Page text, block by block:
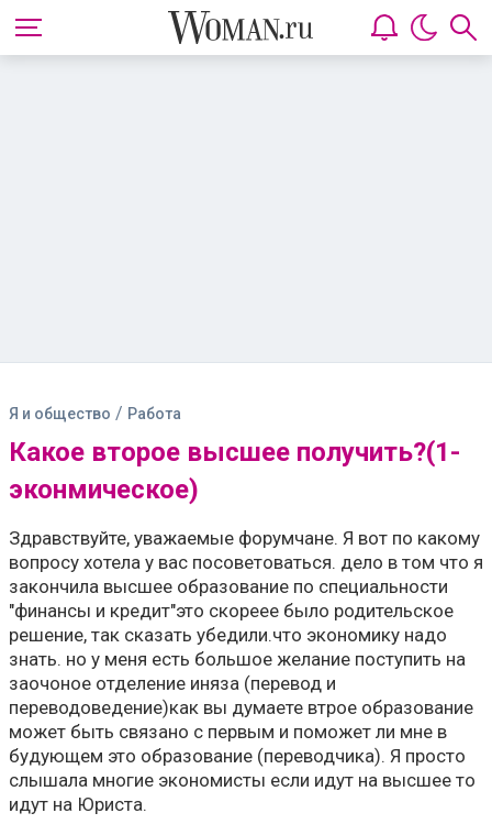
Я и общество / Работа
Какое второе высшее получить?(1-
эконмическое)
Здравствуйте, уважаемые форумчане. Я вот по какому
вопросу хотела у вас посоветоваться. дело в том что я
закончила высшее образование по специальности
"финансы и кредит"это скореее было родительское
решение, так сказать убедили.что экономику надо
знать. но у меня есть большое желание поступить на
заочоное отделение иняза (перевод и
переводоведение)как вы думаете втрое образование
может быть связано с первым и поможет ли мне в
будующем это образование (переводчика). Я просто
слышала многие экономисты если идут на высшее то
идут на Юриста.